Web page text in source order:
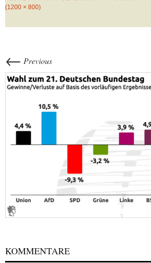
(1200 × 800)
← Previous
KOMMENTARE